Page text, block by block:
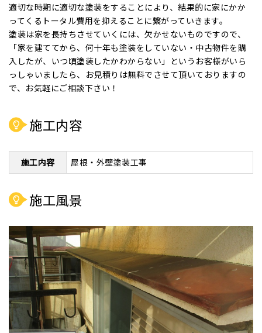
適切な時期に適切な塗装をすることにより、結果的に家にかか
ってくるトータル費用を抑えることに繋がっていきます。
塗装は家を長持ちさせていくには、欠かせないものですので、
「家を建ててから、何十年も塗装をしていない・中古物件を購
入したが、いつ頃塗装したかわからない」というお客様がいら
っしゃいましたら、お見積りは無料でさせて頂いておりますの
で、お気軽にご相談下さい！
施工内容
施工内容 屋根・外壁塗装工事
施工風景